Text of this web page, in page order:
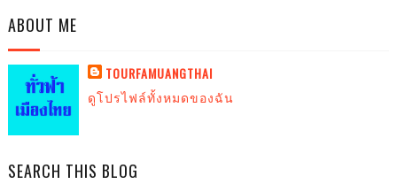
ABOUT ME
TOURFAMUANGTHAI
ดูโปรไฟล์ทั้งหมดของฉัน
SEARCH THIS BLOG